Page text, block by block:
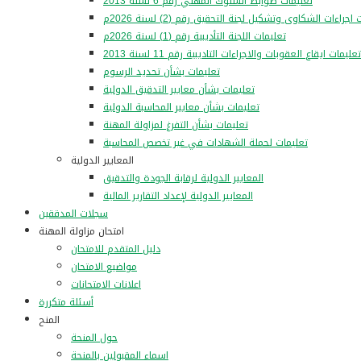
الشكاوى وتشكيل لجنة التحقيق رقم (2) لسنة 2026م
تعليمات اللجنة التأديبية رقم (1) لسنة 2026م
تعليمات ايقاع العقوبات والاجراءات التاديبية رقم 11 لسنة 2013
تعليمات بشأن تحديد الرسوم
تعليمات بشأن معايير التدقيق الدولية
تعليمات بشأن معايير المحاسبة الدولية
تعليمات بشأن التفرغ لمزاولة المهنة
تعليمات لحملة الشهادات في غير تخصص المحاسبة
المعايير الدولية
المعايير الدولية لرقابة الجودة والتدقيق
المعايير الدولية لإعداد التقارير المالية
سجلات المدققين
امتحان مزاولة المهنة
دليل المتقدم للامتحان
مواضيع الامتحان
اعلانات الامتحانات
أسئلة متكررة
المنح
حول المنحة
اسماء المقبولين بالمنحة